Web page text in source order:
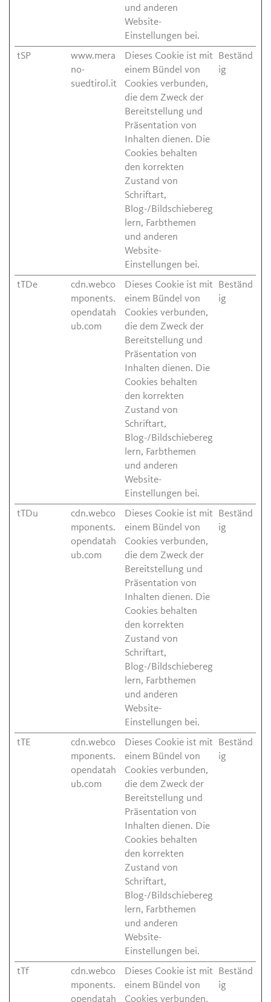
und anderen
Website-
Einstellungen bei.
tSP
www.mera
no-
suedtirol.it
Dieses Cookie ist mit
einem Bündel von
Cookies verbunden,
die dem Zweck der
Bereitstellung und
Präsentation von
Inhalten dienen. Die
Cookies behalten
den korrekten
Zustand von
Schriftart,
Blog-/Bildschiebereg
lern, Farbthemen
und anderen
Website-
Einstellungen bei.
Beständ
ig
tTDe
cdn.webco
mponents.
opendatah
ub.com
Dieses Cookie ist mit
einem Bündel von
Cookies verbunden,
die dem Zweck der
Bereitstellung und
Präsentation von
Inhalten dienen. Die
Cookies behalten
den korrekten
Zustand von
Schriftart,
Blog-/Bildschiebereg
lern, Farbthemen
und anderen
Website-
Einstellungen bei.
Beständ
ig
tTDu
cdn.webco
mponents.
opendatah
ub.com
Dieses Cookie ist mit
einem Bündel von
Cookies verbunden,
die dem Zweck der
Bereitstellung und
Präsentation von
Inhalten dienen. Die
Cookies behalten
den korrekten
Zustand von
Schriftart,
Blog-/Bildschiebereg
lern, Farbthemen
und anderen
Website-
Einstellungen bei.
Beständ
ig
tTE
cdn.webco
mponents.
opendatah
ub.com
Dieses Cookie ist mit
einem Bündel von
Cookies verbunden,
die dem Zweck der
Bereitstellung und
Präsentation von
Inhalten dienen. Die
Cookies behalten
den korrekten
Zustand von
Schriftart,
Blog-/Bildschiebereg
lern, Farbthemen
und anderen
Website-
Einstellungen bei.
Beständ
ig
tTf
cdn.webco
mponents.
opendatah
Dieses Cookie ist mit
einem Bündel von
Cookies verbunden,
Beständ
ig